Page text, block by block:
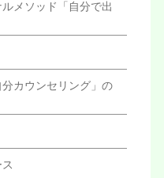
メソッド「自分で出
カウンセリング」の